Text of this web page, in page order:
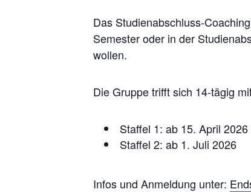
Das Studienabschluss-
Semester oder in der
wollen.
Die Gruppe trifft sich 14-tägig
Staffel 1: ab 15. April 2026
Staffel 2: ab 1. Juli 2026
Infos und Anmeldung unter: